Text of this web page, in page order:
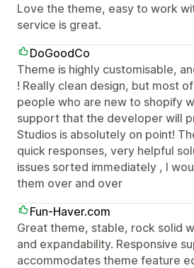
Love the theme, easy to work
service is great.
DoGoodCo
Theme is highly customisable,
! Really clean design, but most
people who are new to shopify
support that the developer will
Studios is absolutely on point!
quick responses, very helpful
issues sorted immediately , I
them over and over
Fun-Haver.com
Great theme, stable, rock solid
and expandability. Responsive
accommodates theme feature